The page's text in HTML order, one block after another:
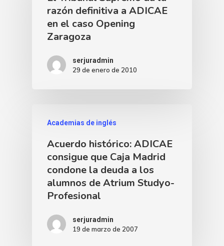
razón definitiva a ADICAE
en el caso Opening
Zaragoza
serjuradmin
29 de enero de 2010
Academias de inglés
Acuerdo histórico: ADICAE
consigue que Caja Madrid
condone la deuda a los
alumnos de Atrium Studyo-
Profesional
serjuradmin
19 de marzo de 2007